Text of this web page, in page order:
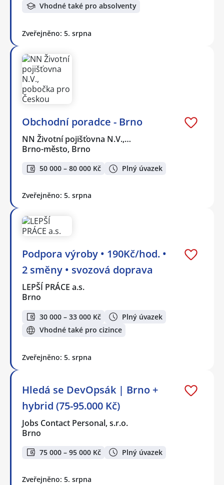
Vhodné také pro absolventy
Zveřejněno: 5. srpna
Obchodní poradce - Brno
NN Životní pojišťovna N.V.,…
Brno-město, Brno
50 000 – 80 000 Kč Plný úvazek
Zveřejněno: 5. srpna
Podpora výroby • 190Kč/hod. •
2 směny • svozová doprava
LEPŠÍ PRÁCE a.s.
Brno
30 000 – 33 000 Kč
Plný úvazek
Vhodné také pro cizince
Zveřejněno: 5. srpna
Hledá se DevOpsák | Brno +
hybrid (75-95.000 Kč)
Jobs Contact Personal, s.r.o.
Brno
75 000 – 95 000 Kč Plný úvazek
Zveřejněno: 5. srpna